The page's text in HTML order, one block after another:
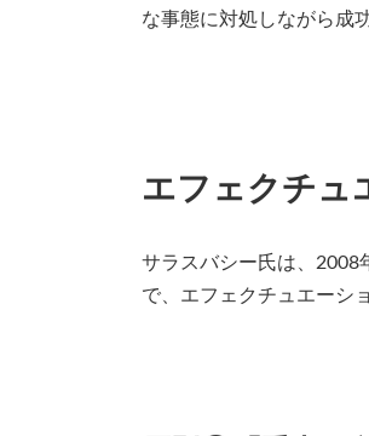
な事態に対処しながら成
エフェクチュ
サラスバシー氏は、2008
で、エフェクチュエーシ